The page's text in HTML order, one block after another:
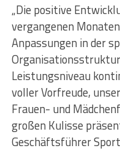
„Die positive
vergangenen
Anpassungen in der
Leistungsniveau
voller Vorfreude,
Frauen- und
großen Kulisse
Geschäftsführer